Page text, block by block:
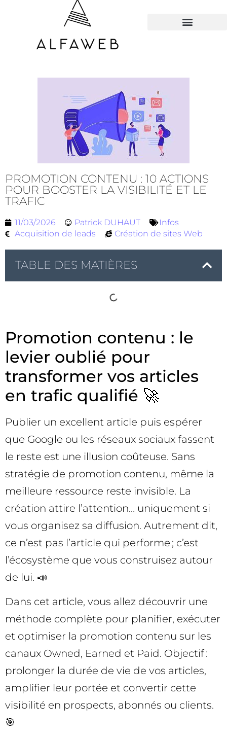
PROMOTION CONTENU : 10 ACTIONS
POUR BOOSTER LA VISIBILITÉ ET LE
TRAFIC
11/03/2026 Patrick DUHAUT
Infos
Acquisition de leads
Création de sites Web
TABLE DES MATIÈRES
Promotion contenu : le
levier oublié pour
transformer vos articles
en trafic qualifié 🚀
Publier un excellent article puis espérer
que Google ou les réseaux sociaux fassent
le reste est une illusion coûteuse. Sans
stratégie de promotion contenu, même la
meilleure ressource reste invisible. La
création attire l’attention… uniquement si
vous organisez sa diffusion. Autrement dit,
ce n’est pas l’article qui performe ; c’est
l’écosystème que vous construisez autour
de lui. 📣
Dans cet article, vous allez découvrir une
méthode complète pour planifier, exécuter
et optimiser la promotion contenu sur les
canaux Owned, Earned et Paid. Objectif :
prolonger la durée de vie de vos articles,
amplifier leur portée et convertir cette
visibilité en prospects, abonnés ou clients.
🎯